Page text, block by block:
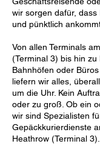
wir sorgen dafür,
und pünktlich
Von allen Terminals
(Terminal 3) bis hin zu
Bahnhöfen oder
liefern wir alles,
um die Uhr. Kein
oder zu groß. Ob ein
wir sind Spezialisten
Gepäckkurierdienste
Heathrow (Terminal 3).